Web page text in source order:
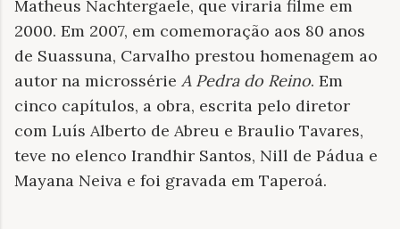
Matheus Nachtergaele, que viraria filme em
2000. Em 2007, em comemoração aos 80 anos
de Suassuna, Carvalho prestou homenagem ao
autor na microssérie A Pedra do Reino. Em
cinco capítulos, a obra, escrita pelo diretor
com Luís Alberto de Abreu e Braulio Tavares,
teve no elenco Irandhir Santos, Nill de Pádua e
Mayana Neiva e foi gravada em Taperoá.